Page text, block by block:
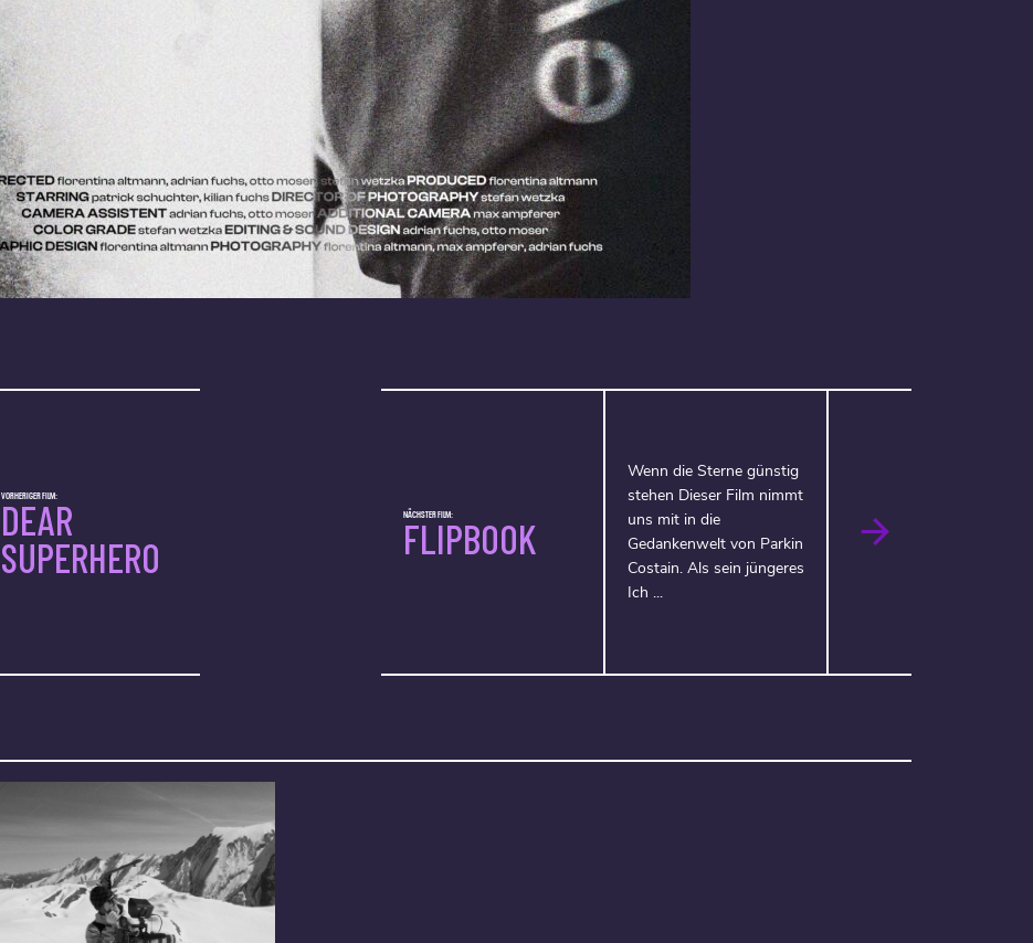
NÄCHSTER FILM:
FLIPBOOK
Wenn die Sterne günstig
stehen Dieser Film nimmt
uns mit in die
Gedankenwelt von Parkin
Costain. Als sein jüngeres
Ich ...
VORHERIGER FILM:
DEAR
SUPERHERO